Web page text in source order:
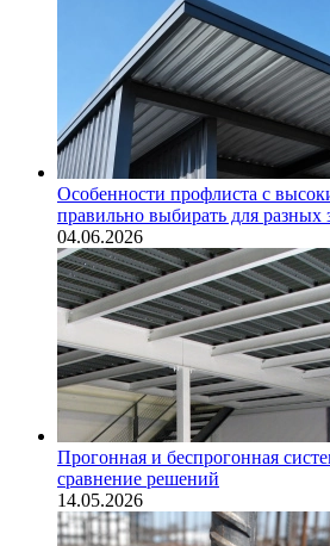
Особенности профлиста с
правильно выбирать для разных
04.06.2026
Прогонная и беспрогонная
сравнение решений
14.05.2026